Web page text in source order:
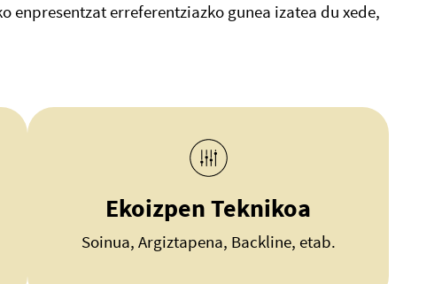
erreferentziazko gunea izatea du xede,
Ekoizpen Teknikoa
Soinua, Argiztapena, Backline, etab.